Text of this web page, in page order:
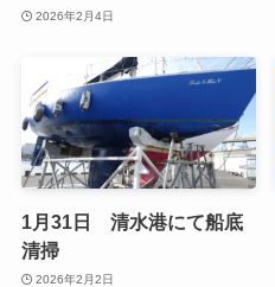
2026年2月4日
1月31日 清水港にて船底
清掃
2026年2月2日